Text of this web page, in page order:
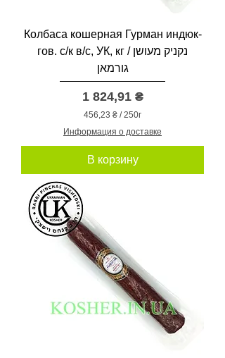
Колбаса кошерная Гурман индюк-
гов. с/к в/с, УК, кг / נקניק מעושן
גורמאן
Цена
1 824,91 ₴
456,23 ₴ /250г
5
6
,
2
5
0
Г
р
а
м
м
Информация о доставке
В корзину